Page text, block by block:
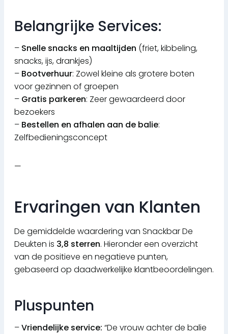
Belangrijke Services:
– Snelle snacks en maaltijden (friet, kibbeling,
snacks, ijs, drankjes)
– Bootverhuur: Zowel kleine als grotere boten
voor gezinnen of groepen
– Gratis parkeren: Zeer gewaardeerd door
bezoekers
– Bestellen en afhalen aan de balie:
Zelfbedieningsconcept
—
Ervaringen van Klanten
De gemiddelde waardering van Snackbar De
Deukten is 3,8 sterren. Hieronder een overzicht
van de positieve en negatieve punten,
gebaseerd op daadwerkelijke klantbeoordelingen.
Pluspunten
–Vriendelijke service: “De vrouw achter de balie